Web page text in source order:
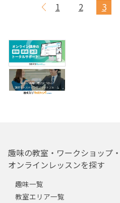
1 2 3
趣味の教室・ワークショップ・
オンラインレッスンを探す
趣味一覧
教室エリア一覧